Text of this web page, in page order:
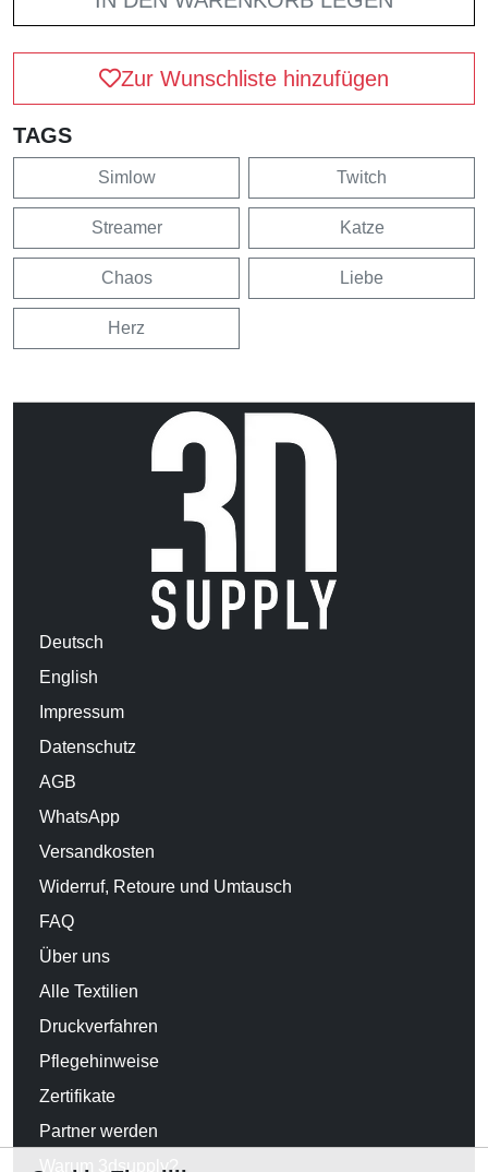
Zur Wunschliste hinzufügen
TAGS
Simlow Twitch
Streamer Katze
Chaos Liebe
Herz
Deutsch
English
Impressum
Datenschutz
AGB
WhatsApp
Versandkosten
Widerruf, Retoure und Umtausch
FAQ
Über uns
Alle Textilien
Druckverfahren
Pflegehinweise
Zertifikate
Partner werden
Warum 3dsupply?